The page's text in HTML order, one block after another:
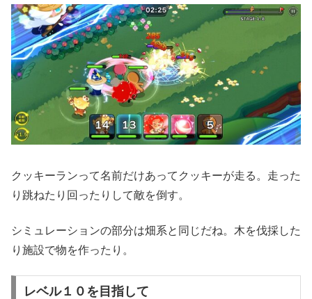
クッキーランって名前だけあってクッキーが走る。走った
り跳ねたり回ったりして敵を倒す。
シミュレーションの部分は畑系と同じだね。木を伐採した
り施設で物を作ったり。
レベル１０を目指して